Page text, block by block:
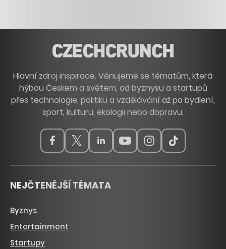
Hlavní zdroj inspirace. Věnujeme se tématům, která
hýbou Českem a světem, od byznysu a startupů
přes technologie, politiku a vzdělávání až po bydlení,
sport, kulturu, ekologii nebo dopravu.
NEJČTENĚJŠÍ TÉMATA
Byznys
Entertainment
Startupy